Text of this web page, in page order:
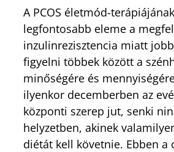
A PCOS életmód-
legfontosabb eleme a
inzulinrezisztencia miatt
figyelni többek között a
minőségére és
ilyenkor decemberben az
központi szerep jut, senki
helyzetben, akinek
diétát kell követnie. Ebben a